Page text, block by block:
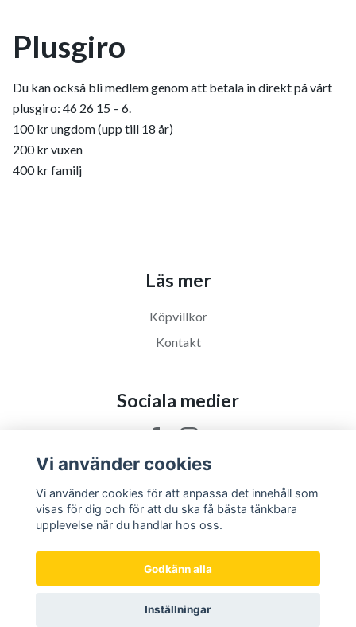
Plusgiro
Du kan också bli medlem genom att betala in direkt på vårt
plusgiro: 46 26 15 – 6.
100 kr ungdom (upp till 18 år)
200 kr vuxen
400 kr familj
Läs mer
Köpvillkor
Kontakt
Sociala medier
© 2026 Supporterklubben Getingarna
Vi använder cookies
Vi använder cookies för att anpassa det innehåll som
visas för dig och för att du ska få bästa tänkbara
upplevelse när du handlar hos oss.
Godkänn alla
Inställningar